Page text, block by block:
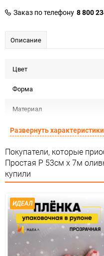
Заказ по телефону 8 800
Описание
Цвет
Форма
Материал
Срок годности
Предназначение товара
Сертификация
Минимальное количество
Количество в коробке
Единица измерения
Развернуть характеристики
Покупатели, которые
Простая Р 53см х 7м
купили
ИДЕАЛ